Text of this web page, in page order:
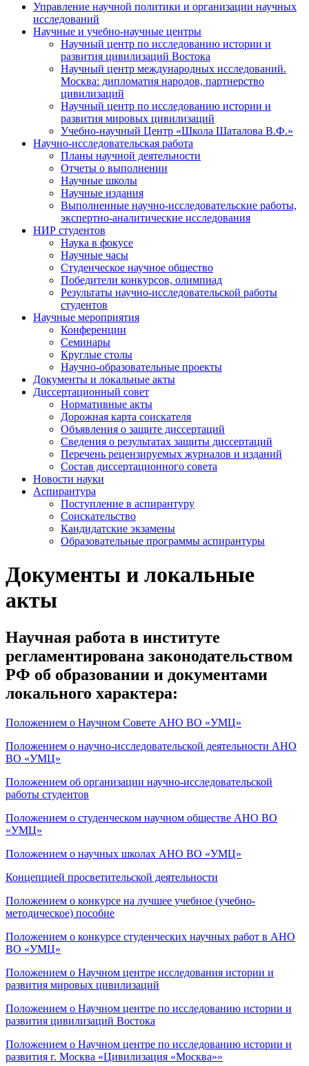
Управление научной политики и организации научных
исследований
Научные и учебно-научные центры
Научный центр по исследованию истории и
развития цивилизаций Востока
Научный центр международных исследований.
Москва: дипломатия народов, партнерство
цивилизаций
Научный центр по исследованию истории и
развития мировых цивилизаций
Учебно-научный Центр «Школа Шаталова В.Ф.»
Научно-исследовательская работа
Планы научной деятельности
Отчеты о выполнении
Научные школы
Научные издания
Выполненные научно-исследовательские работы,
экспертно-аналитические исследования
НИР студентов
Наука в фокусе
Научные часы
Студенческое научное общество
Победители конкурсов, олимпиад
Результаты научно-исследовательской работы
студентов
Научные мероприятия
Конференции
Семинары
Круглые столы
Научно-образовательные проекты
Документы и локальные акты
Диссертационный совет
Нормативные акты
Дорожная карта соискателя
Объявления о защите диссертаций
Сведения о результатах защиты диссертаций
Перечень рецензируемых журналов и изданий
Состав диссертационного совета
Новости науки
Аспирантура
Поступление в аспирантуру
Соискательство
Кандидатские экзамены
Образовательные программы аспирантуры
Документы и локальные
акты
Научная работа в институте
регламентирована законодательством
РФ об образовании и документами
локального характера:
Положением о Научном Совете АНО ВО «УМЦ»
Положением о научно-исследовательской деятельности АНО
ВО «УМЦ»
Положением об организации научно-исследовательской
работы студентов
Положением о студенческом научном обществе АНО ВО
«УМЦ»
Положением о научных школах АНО ВО «УМЦ»
Концепцией просветительской деятельности
Положением о конкурсе на лучшее учебное (учебно-
методическое) пособие
Положением о конкурсе студенческих научных работ в АНО
ВО «УМЦ»
Положением о Научном центре исследования истории и
развития мировых цивилизаций
Положением о Научном центре по исследованию истории и
развития цивилизаций Востока
Положением о Научном центре по исследованию истории и
развития г. Москва «Цивилизация «Москва»»